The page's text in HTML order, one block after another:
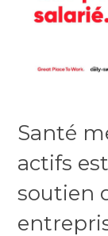
Santé
actifs
soutien